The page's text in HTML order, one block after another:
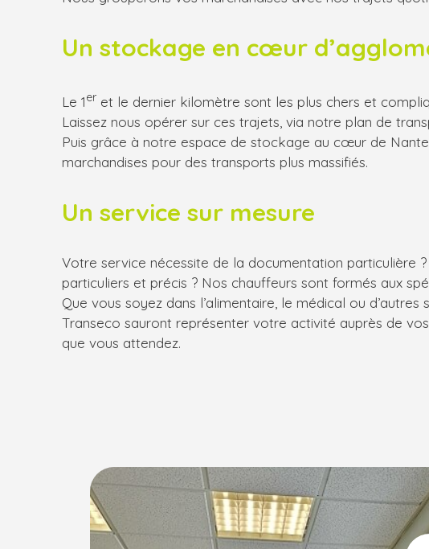
Un stockage en cœur
Le 1er et le dernier kilomètre sont les plus chers et
Laissez nous opérer sur ces trajets, via notre plan de
Puis grâce à notre espace de stockage au cœur de
marchandises pour des transports plus massifiés.
Un service sur mesure
Votre service nécessite de la documentation particulière
particuliers et précis ? Nos chauffeurs sont formés aux
Que vous soyez dans l’alimentaire, le médical ou d’autres
Transeco sauront représenter votre activité auprès de
que vous attendez.